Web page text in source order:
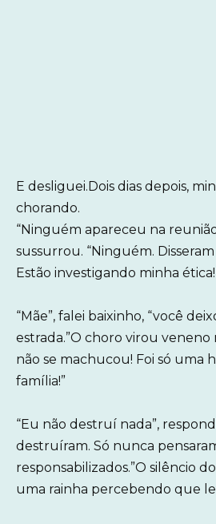
E desliguei.Dois dias depois,
chorando.
“Ninguém apareceu na
sussurrou. “Ninguém.
Estão investigando minha ética!
“Mãe”, falei baixinho, “você
estrada.”O choro virou veneno
não se machucou! Foi só uma
família!”
“Eu não destruí nada”,
destruíram. Só nunca
responsabilizados.”O silêncio
uma rainha percebendo que